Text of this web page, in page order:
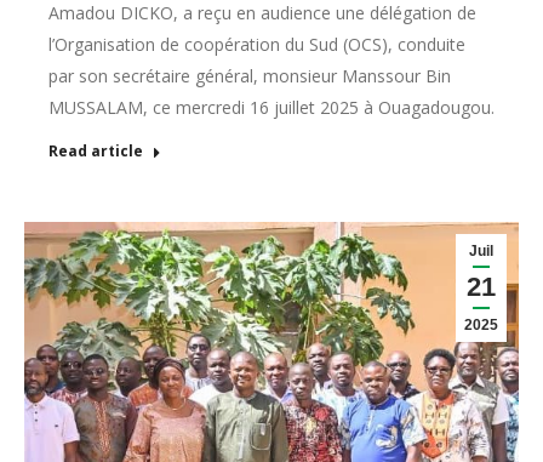
Amadou DICKO, a reçu en audience une délégation de
l’Organisation de coopération du Sud (OCS), conduite
par son secrétaire général, monsieur Manssour Bin
MUSSALAM, ce mercredi 16 juillet 2025 à Ouagadougou.
Read article
Juil
21
2025